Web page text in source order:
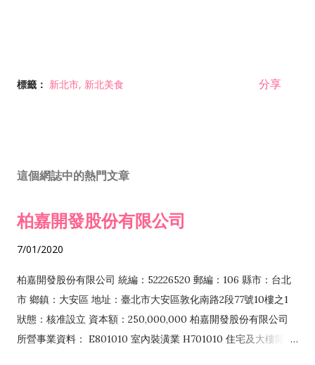
標籤： 新北市 新北美食 分享
這個網誌中的熱門文章
柏嘉開發股份有限公司
7/01/2020
柏嘉開發股份有限公司 統編：52226520 郵編：106 縣市：台北
市 鄉鎮：大安區 地址：臺北市大安區敦化南路2段77號10樓之1
狀態：核准設立 資本額：250,000,000 柏嘉開發股份有限公司
所營事業資料： E801010 室內裝潢業 H701010 住宅及大樓開發